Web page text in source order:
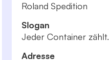
Roland Spedition
Slogan
Jeder Container zählt.
Adresse